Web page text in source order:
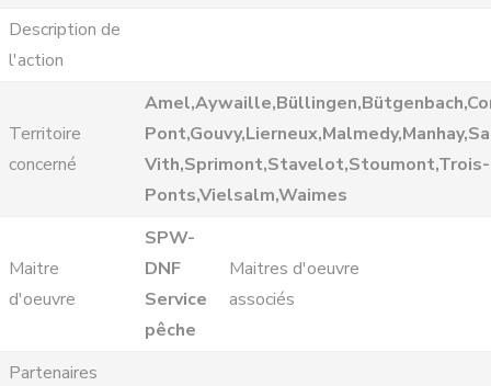
Description de
l'action
Territoire
concerné
Vith,Sprimont,Stavelot,Stoumont,Trois-
Ponts,Vielsalm,Waimes
Maitre
d'oeuvre
SPW-
DNF
Service
pêche
Maitres d'oeuvre
associés
Partenaires